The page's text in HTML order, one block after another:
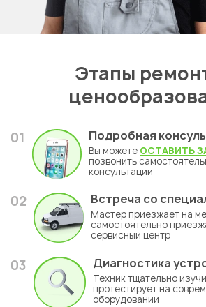
Этапы
01 Подробная
Вы можете ОСТАВИТЬ
позвонить
консультации
02 Встреча со
Мастер приезжает на
самостоятельно
сервисный центр
03 Диагностика
Техник тщательно
протестирует на
оборудовании